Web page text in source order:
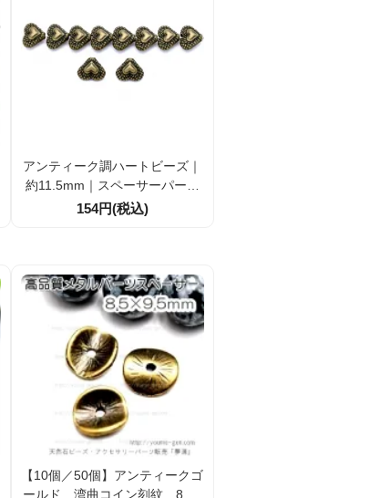
アンティーク調ハートビーズ｜
約11.5mm｜スペーサーパーツ
｜アクセサリー材料
154円(税込)
【10個／50個】アンティークゴ
ールド 湾曲コイン刻紋 8.5×